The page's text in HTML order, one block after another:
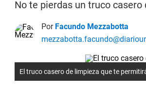
No te pierdas un truco
Por Facundo Mezzabotta
El truco casero de limpieza que te